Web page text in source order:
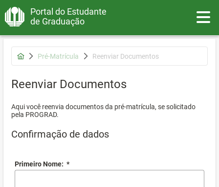
Portal do Estudante
de Graduação
Pré-Matrícula Reenviar Documentos
Reenviar Documentos
Aqui você reenvia documentos da pré-matrícula, se solicitado
pela PROGRAD.
Confirmação de dados
Primeiro Nome: *